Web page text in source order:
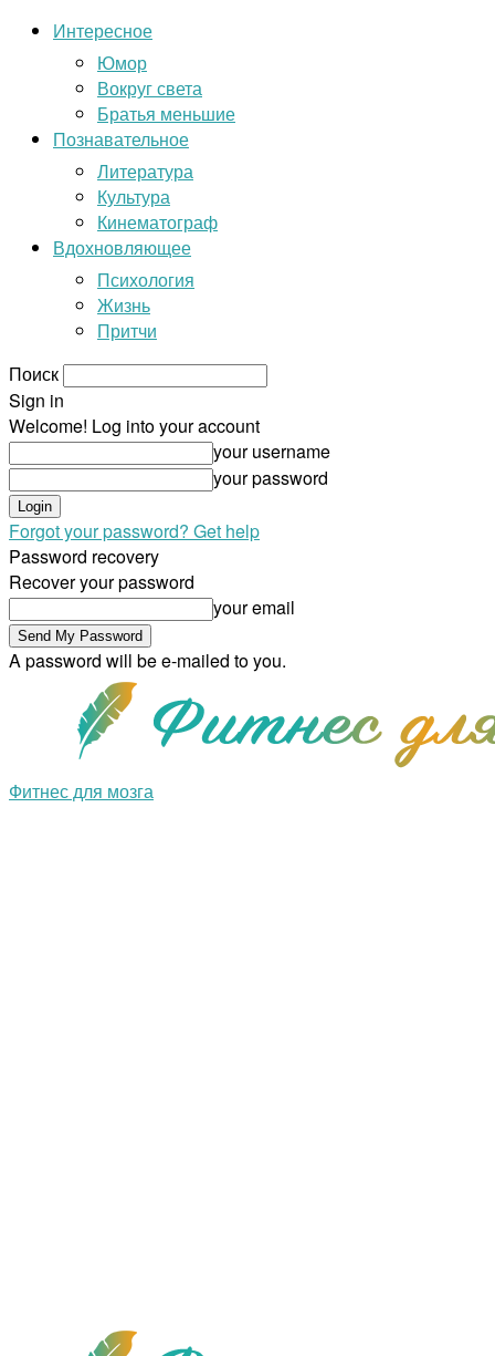
Интересное
Юмор
Вокруг света
Братья меньшие
Познавательное
Литература
Культура
Кинематограф
Вдохновляющее
Психология
Жизнь
Притчи
Поиск
Sign in
Welcome! Log into your account
your username
your password
Forgot your password? Get help
Password recovery
Recover your password
your email
A password will be e-mailed to you.
Фитнес для мозга